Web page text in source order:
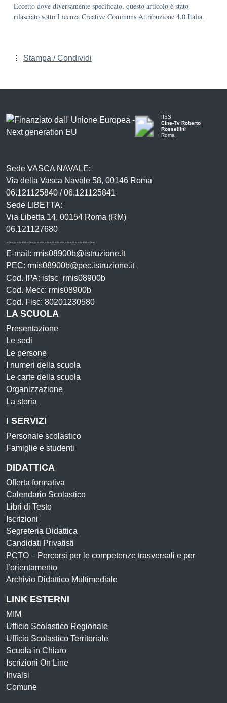
Eccetto dove diversamente specificato, questo articolo è stato
rilasciato sotto Licenza Creative Commons Attribuzione 4.0 Italia.
Stampa / Condividi
IISS
Cine-Tv Roberto
Rossellini
Roma
Sede VASCA NAVALE:
Via della Vasca Navale 58, 00146 Roma
06.121125840 / 06.121125841
Sede LIBETTA:
Via Libetta 14, 00154 Roma (RM)
06.121127680
-----------------------------------
E-mail: rmis08900b@istruzione.it
PEC: rmis08900b@pec.istruzione.it
Cod. IPA: istsc_rmis08900b
Cod. Mecc: rmis08900b
Cod. Fisc: 80201230580
LA SCUOLA
Presentazione
Le sedi
Le persone
I numeri della scuola
Le carte della scuola
Organizzazione
La storia
I SERVIZI
Personale scolastico
Famiglie e studenti
DIDATTICA
Offerta formativa
Calendario Scolastico
Libri di Testo
Iscrizioni
Segreteria Didattica
Candidati Privatisti
PCTO – Percorsi per le competenze trasversali e per
l’orientamento
Archivio Didattico Multimediale
LINK ESTERNI
MIM
Ufficio Scolastico Regionale
Ufficio Scolastico Territoriale
Scuola in Chiaro
Iscrizioni On Line
Invalsi
Comune